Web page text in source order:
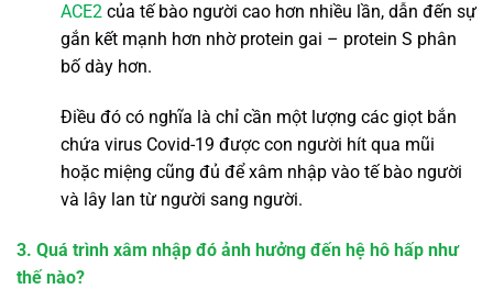
ACE2 của tế bào người cao hơn nhiều lần, dẫn đến sự
gắn kết mạnh hơn nhờ protein gai – protein S phân
bố dày hơn.
Điều đó có nghĩa là chỉ cần một lượng các giọt bắn
chứa virus Covid-19 được con người hít qua mũi
hoặc miệng cũng đủ để xâm nhập vào tế bào người
và lây lan từ người sang người.
3. Quá trình xâm nhập đó ảnh hưởng đến hệ hô hấp như
thế nào?